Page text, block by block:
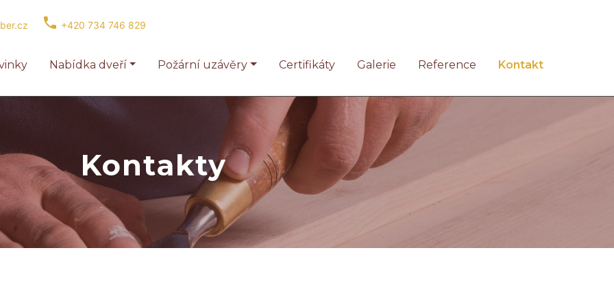
Nabídka dveří Požární uzávěry Certifikáty Galerie Reference Kontakt
Kontakty
phone +420 734 746 829